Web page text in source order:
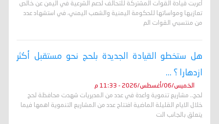
أعربت قيادة القوات المشتركة للتحالف لدعم الشرعية في اليمن عن خالص
تعازيها ومواساتها للحكومة اليمنية والشعب اليمني، في استشهاد عدد
من منتسبي القوات الم
هل ستخطو القيادة الجديدة بلحج نحو مستقبل أكثر
ازدهارا ؟ ...
الخميس/06/أغسطس/2026 - 11:33 م
لحج.. مشاريع تنموية واعدة في عدد من المديريات شهدت محافظة لحج
خلال الايام القليلة الماضية افتتاح عدد من المشاريع التنموية اهمها فيما
يتعلق بالجانب الت